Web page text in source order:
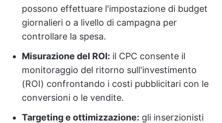
possono effettuare l'impostazione di budget
giornalieri o a livello di campagna per
controllare la spesa.
Misurazione del ROI: il CPC consente il
monitoraggio del ritorno sull'investimento
(ROI) confrontando i costi pubblicitari con le
conversioni o le vendite.
Targeting e ottimizzazione: gli inserzionisti